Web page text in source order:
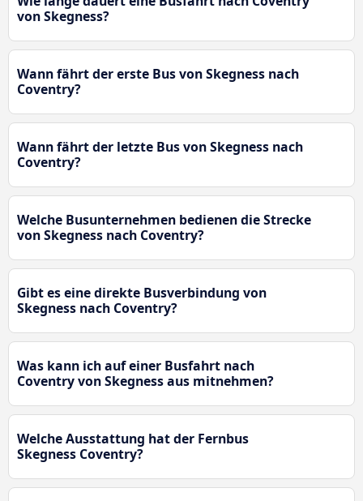
von Skegness?
Wann fährt der erste Bus von Skegness nach
Coventry?
Wann fährt der letzte Bus von Skegness nach
Coventry?
Welche Busunternehmen bedienen die Strecke
von Skegness nach Coventry?
Gibt es eine direkte Busverbindung von
Skegness nach Coventry?
Was kann ich auf einer Busfahrt nach
Coventry von Skegness aus mitnehmen?
Welche Ausstattung hat der Fernbus
Skegness Coventry?